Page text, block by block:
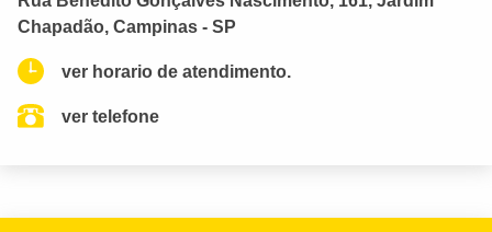
Chapadão, Campinas - SP
ver horario de atendimento.
ver telefone